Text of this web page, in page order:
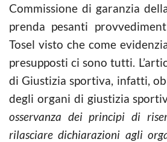
Commissione di garanzia
prenda pesanti
Tosel visto che come
presupposti ci sono tutti.
di Giustizia sportiva, infatti,
degli organi di giustizia
osservanza dei principi di
rilasciare dichiarazioni agli